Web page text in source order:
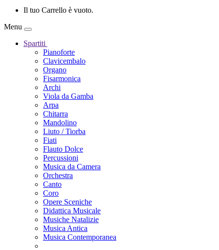
Il tuo Carrello è vuoto.
Menu
Spartiti
Pianoforte
Clavicembalo
Organo
Fisarmonica
Archi
Viola da Gamba
Arpa
Chitarra
Mandolino
Liuto / Tiorba
Fiati
Flauto Dolce
Percussioni
Musica da Camera
Orchestra
Canto
Coro
Opere Sceniche
Didattica Musicale
Musiche Natalizie
Musica Antica
Musica Contemporanea